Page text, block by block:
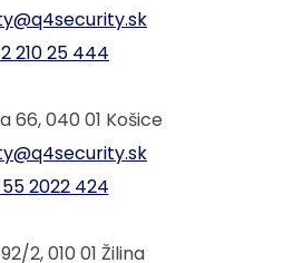
210 25 444
66, 040 01 Košice
55 2022 424
2, 010 01 Žilina